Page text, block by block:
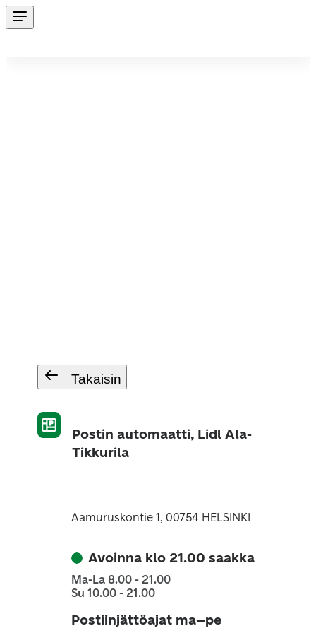
Takaisin
Postin automaatti, Lidl Ala-
Tikkurila
Aamuruskontie 1, 00754 HELSINKI
Avoinna klo 21.00 saakka
Ma-La 8.00 - 21.00
Su 10.00 - 21.00
Postiinjättöajat ma–pe